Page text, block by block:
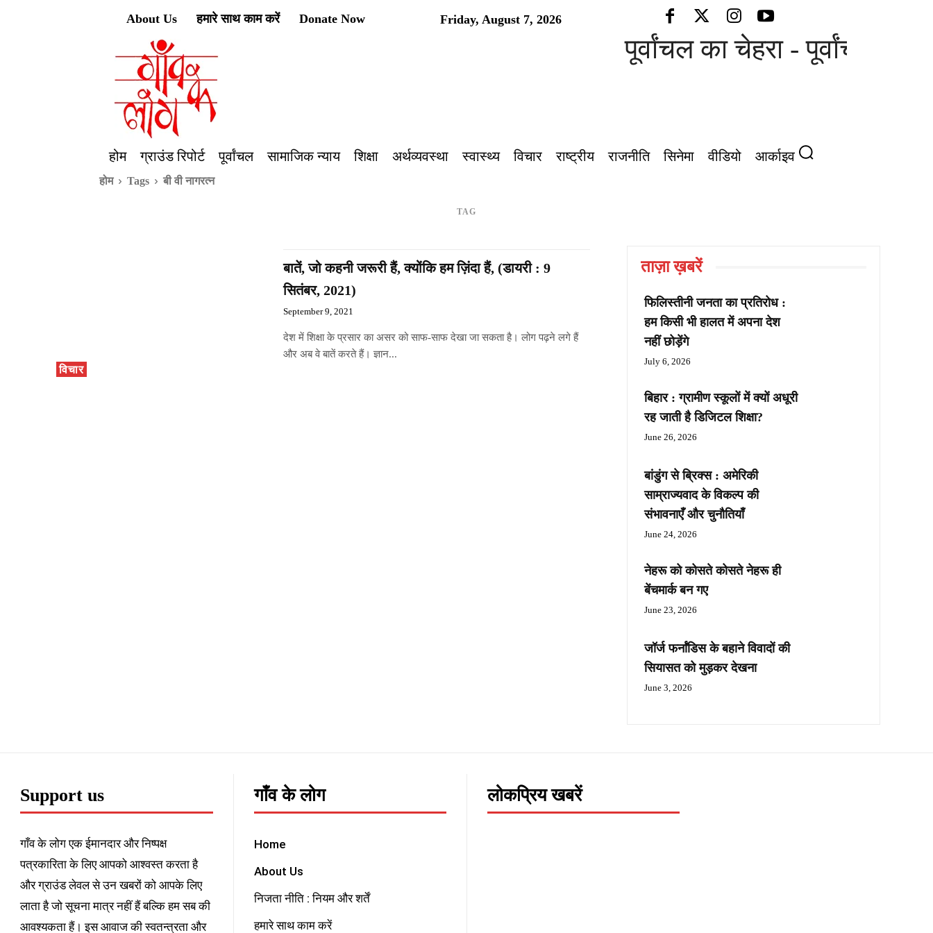
Friday, August 7, 2026
About Us हमारे साथ काम करें Donate Now
पूर्वांचल का चेहरा - पूर्वांचल की
होम ग्राउंड रिपोर्ट पूर्वांचल सामाजिक न्याय शिक्षा अर्थव्यवस्था स्वास्थ्य विचार राष्ट्रीय राजनीति सिनेमा वीडियो आर्काइव
होम Tags बी वी नागरत्न
TAG
विचार
बातें, जो कहनी जरूरी हैं, क्योंकि हम ज़िंदा हैं, (डायरी : 9
सितंबर, 2021)
September 9, 2021
देश में शिक्षा के प्रसार का असर को साफ-साफ देखा जा सकता है। लोग पढ़ने लगे हैं
और अब वे बातें करते हैं। ज्ञान...
ताज़ा ख़बरें
फिलिस्तीनी जनता का प्रतिरोध :
हम किसी भी हालत में अपना देश
नहीं छोड़ेंगे
July 6, 2026
बिहार : ग्रामीण स्कूलों में क्यों अधूरी
रह जाती है डिजिटल शिक्षा?
June 26, 2026
बांडुंग से ब्रिक्स : अमेरिकी
साम्राज्यवाद के विकल्प की
संभावनाएँ और चुनौतियाँ
June 24, 2026
नेहरू को कोसते कोसते नेहरू ही
बेंचमार्क बन गए
June 23, 2026
जॉर्ज फर्नांडिस के बहाने विवादों की
सियासत को मुड़कर देखना
June 3, 2026
Support us
गाँव के लोग एक ईमानदार और निष्पक्ष
पत्रकारिता के लिए आपको आश्वस्त करता है
और ग्राउंड लेवल से उन खबरों को आपके लिए
लाता है जो सूचना मात्र नहीं हैं बल्कि हम सब की
आवश्यकता हैं। इस आवाज की स्वतन्त्रता और
गाँव के लोग
Home
About Us
निजता नीति : नियम और शर्तें
हमारे साथ काम करें
लोकप्रिय खबरें